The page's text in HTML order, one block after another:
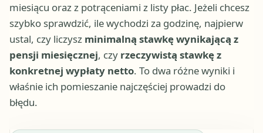
miesiącu oraz z potrąceniami z listy płac. Jeżeli chcesz
szybko sprawdzić, ile wychodzi za godzinę, najpierw
ustal, czy liczysz minimalną stawkę wynikającą z
pensji miesięcznej, czy rzeczywistą stawkę z
konkretnej wypłaty netto. To dwa różne wyniki i
właśnie ich pomieszanie najczęściej prowadzi do
błędu.